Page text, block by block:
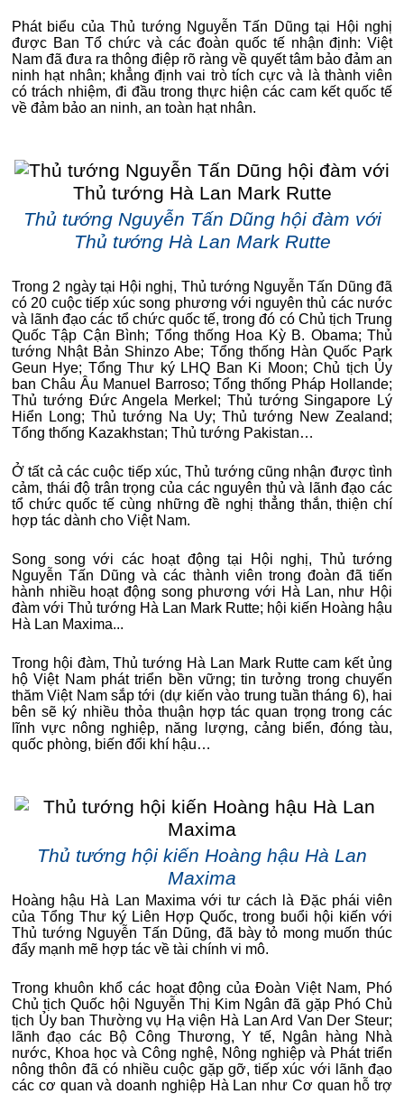
Phát biểu của Thủ tướng Nguyễn Tấn Dũng tại Hội nghị
được Ban Tổ chức và các đoàn quốc tế nhận định: Việt
Nam đã đưa ra thông điệp rõ ràng về quyết tâm bảo đảm an
ninh hạt nhân; khẳng định vai trò tích cực và là thành viên
có trách nhiệm, đi đầu trong thực hiện các cam kết quốc tế
về đảm bảo an ninh, an toàn hạt nhân.
Thủ tướng Nguyễn Tấn Dũng hội đàm với
Thủ tướng Hà Lan Mark Rutte
Trong 2 ngày tại Hội nghị, Thủ tướng Nguyễn Tấn Dũng đã
có 20 cuộc tiếp xúc song phương với nguyên thủ các nước
và lãnh đạo các tổ chức quốc tế, trong đó có Chủ tịch Trung
Quốc Tập Cận Bình; Tổng thống Hoa Kỳ B. Obama; Thủ
tướng Nhật Bản Shinzo Abe; Tổng thống Hàn Quốc Park
Geun Hye; Tổng Thư ký LHQ Ban Ki Moon; Chủ tịch Ủy
ban Châu Âu Manuel Barroso; Tổng thống Pháp Hollande;
Thủ tướng Đức Angela Merkel; Thủ tướng Singapore Lý
Hiển Long; Thủ tướng Na Uy; Thủ tướng New Zealand;
Tổng thống Kazakhstan; Thủ tướng Pakistan…
Ở tất cả các cuộc tiếp xúc, Thủ tướng cũng nhận được tình
cảm, thái độ trân trọng của các nguyên thủ và lãnh đạo các
tổ chức quốc tế cùng những đề nghị thẳng thắn, thiện chí
hợp tác dành cho Việt Nam.
Song song với các hoạt động tại Hội nghị, Thủ tướng
Nguyễn Tấn Dũng và các thành viên trong đoàn đã tiến
hành nhiều hoạt động song phương với Hà Lan, như Hội
đàm với Thủ tướng Hà Lan Mark Rutte; hội kiến Hoàng hậu
Hà Lan Maxima...
Trong hội đàm, Thủ tướng Hà Lan Mark Rutte cam kết ủng
hộ Việt Nam phát triển bền vững; tin tưởng trong chuyến
thăm Việt Nam sắp tới (dự kiến vào trung tuần tháng 6), hai
bên sẽ ký nhiều thỏa thuận hợp tác quan trọng trong các
lĩnh vực nông nghiệp, năng lượng, cảng biển, đóng tàu,
quốc phòng, biến đổi khí hậu…
Thủ tướng hội kiến Hoàng hậu Hà Lan
Maxima
Hoàng hậu Hà Lan Maxima với tư cách là Đặc phái viên
của Tổng Thư ký Liên Hợp Quốc, trong buổi hội kiến với
Thủ tướng Nguyễn Tấn Dũng, đã bày tỏ mong muốn thúc
đẩy mạnh mẽ hợp tác về tài chính vi mô.
Trong khuôn khổ các hoạt động của Đoàn Việt Nam, Phó
Chủ tịch Quốc hội Nguyễn Thị Kim Ngân đã gặp Phó Chủ
tịch Ủy ban Thường vụ Hạ viện Hà Lan Ard Van Der Steur;
lãnh đạo các Bộ Công Thương, Y tế, Ngân hàng Nhà
nước, Khoa học và Công nghệ, Nông nghiệp và Phát triển
nông thôn đã có nhiều cuộc gặp gỡ, tiếp xúc với lãnh đạo
các cơ quan và doanh nghiệp Hà Lan như Cơ quan hỗ trợ